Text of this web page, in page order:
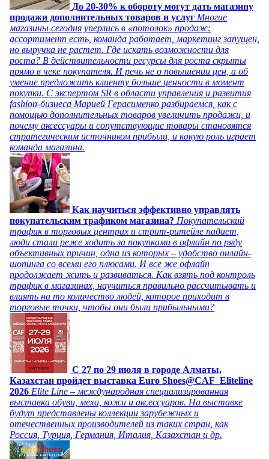
До 20-30% к обороту могут дать магазину
продажи дополнительных товаров и услуг Многие
магазины сегодня уперлись в «потолок» продаж:
ассортимент есть, команда работает, маркетинг запущен,
но выручка не растет. Где искать возможности для
роста? В действительности ресурсы для роста скрыты
прямо в чеке покупателя. И речь не о повышении цен, а об
умение предложить клиенту больше ценности в момент
покупки. С экспертом SR в области управления и развития
fashion-бизнеса Марией Герасименко разбираемся, как с
помощью дополнительных товаров увеличить продажи, и
почему аксессуары и сопутствующие товары становятся
стратегическим источником прибыли, и какую роль играет
команда магазина.
Как научиться эффективно управлять
покупательским трафиком магазина? Покупательский
трафик в торговых центрах и стрит-ритейле падает,
люди стали реже ходить за покупками в офлайн по ряду
объективных причин, одна из которых – удобство онлайн-
шопинга со всеми его плюсами. И все же офлайн
продолжает жить и развиваться. Как взять под контроль
трафик в магазинах, научиться правильно рассчитывать и
влиять на то количество людей, которое приходит в
торговые точки, чтобы они были прибыльными?
C 27 по 29 июля в городе Алматы,
Казахстан пройдет выставка Euro Shoes@CAF_Eliteline
2026 Elite Line – международная специализированная
выставка обуви, меха, кожи и аксессуаров. На выставке
будут представлены коллекции зарубежных и
отечественных производителей из таких стран, как
Россия, Турция, Германия, Италия, Казахстан и др.